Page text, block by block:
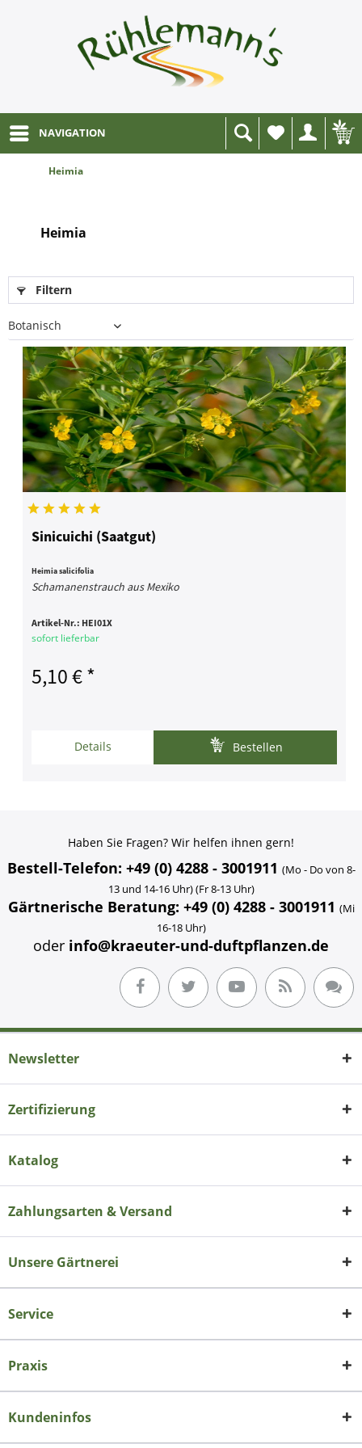
NAVIGATION
Wunschliste
Heimia
Heimia
Filtern
Sinicuichi (Saatgut)
Heimia salicifolia
Schamanenstrauch aus Mexiko
Artikel-Nr.: HEI01X
sofort lieferbar
5,10 € *
Details Bestellen
Haben Sie Fragen? Wir helfen ihnen gern!
Bestell-Telefon: +49 (0) 4288 - 3001911 (Mo - Do von 8-
13 und 14-16 Uhr) (Fr 8-13 Uhr)
Gärtnerische Beratung: +49 (0) 4288 - 3001911 (Mi
16-18 Uhr)
oder info@kraeuter-und-duftpflanzen.de
Newsletter
Zertifizierung
Katalog
Zahlungsarten & Versand
Unsere Gärtnerei
Service
Praxis
Kundeninfos